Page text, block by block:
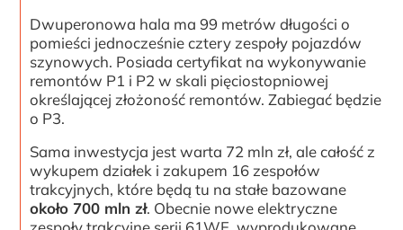
Dwuperonowa hala ma 99 metrów długości o
pomieści jednocześnie cztery zespoły pojazdów
szynowych. Posiada certyfikat na wykonywanie
remontów P1 i P2 w skali pięciostopniowej
określającej złożoność remontów. Zabiegać będzie
o P3.
Sama inwestycja jest warta 72 mln zł, ale całość z
wykupem działek i zakupem 16 zespołów
trakcyjnych, które będą tu na stałe bazowane
około 700 mln zł. Obecnie nowe elektryczne